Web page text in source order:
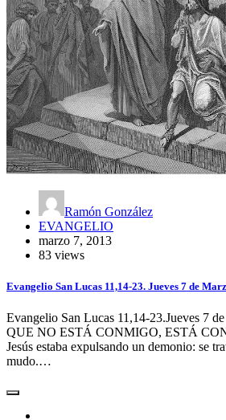
Ramón González
EVANGELIO
marzo 7, 2013
83 views
Evangelio San Lucas 11,14-23. Jueves 7 de
Evangelio San Lucas 11,14-23.Jueves 7
QUE NO ESTÁ CONMIGO, ESTÁ
Jesús estaba expulsando un demonio: se
mudo.…